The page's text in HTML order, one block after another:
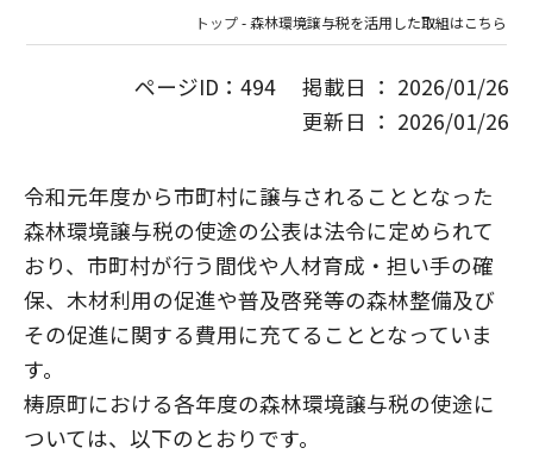
トップ-森林環境譲与税を活用した取組はこちら
ページID：494 掲載日 ： 2026/01/26
更新日 ： 2026/01/26
令和元年度から市町村に譲与されることとなった
森林環境譲与税の使途の公表は法令に定められて
おり、市町村が行う間伐や人材育成・担い手の確
保、木材利用の促進や普及啓発等の森林整備及び
その促進に関する費用に充てることとなっていま
す。
梼原町における各年度の森林環境譲与税の使途に
ついては、以下のとおりです。